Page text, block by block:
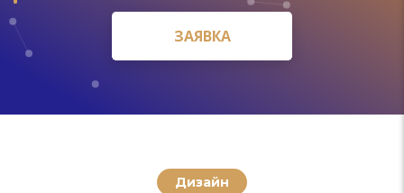
ЗАЯВКА
ЗАЯВКА
Дизайн